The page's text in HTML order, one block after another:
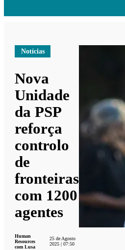
Notícias
Nova
Unidade
da PSP
reforça
controlo
de
fronteiras
com 1200
agentes
Human
Resources
com Lusa
25 de Agosto
2025 | 07:50